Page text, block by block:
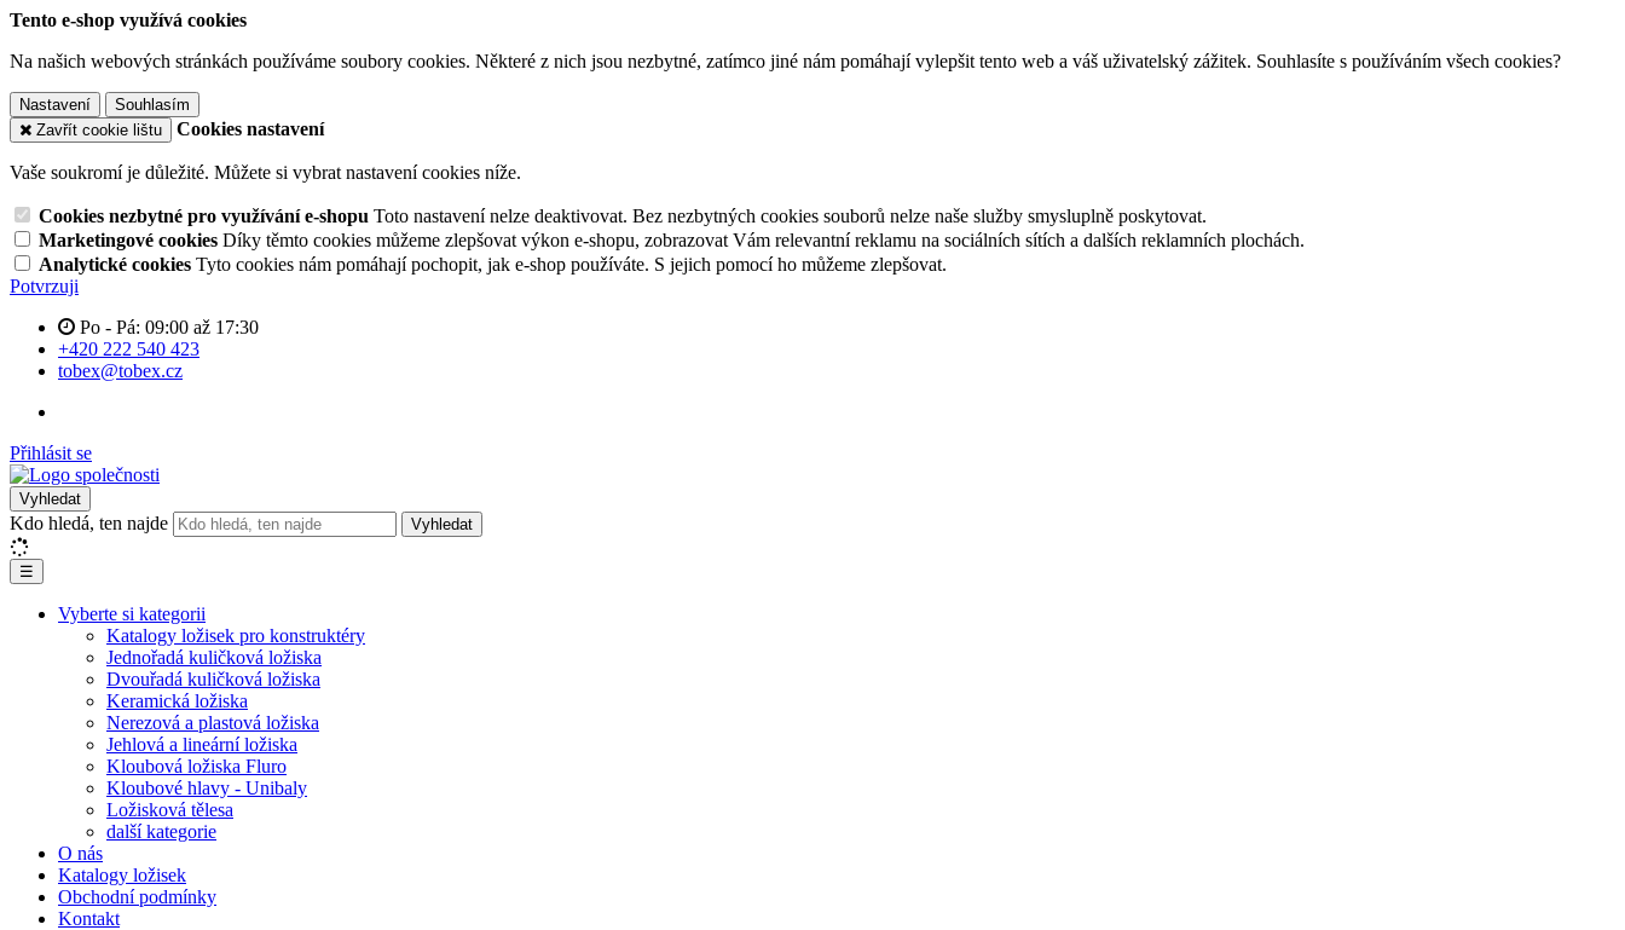
Tento e-shop využívá cookies
Na našich webových stránkách používáme soubory cookies. Některé z nich jsou nezbytné, zatímco jiné nám pomáhají vylepšit tento web a váš uživatelský zážitek. Souhlasíte s používáním všech cookies?
Nastavení
Souhlasím
Zavřít cookie lištu
Cookies nastavení
Vaše soukromí je důležité. Můžete si vybrat nastavení cookies níže.
Cookies nezbytné pro využívání e-shopu Toto nastavení nelze deaktivovat. Bez nezbytných cookies souborů nelze naše služby smysluplně poskytovat.
Marketingové cookies Díky těmto cookies můžeme zlepšovat výkon e-shopu, zobrazovat Vám relevantní reklamu na sociálních sítích a dalších reklamních plochách.
Analytické cookies Tyto cookies nám pomáhají pochopit, jak e-shop používáte. S jejich pomocí ho můžeme zlepšovat.
Potvrzuji
Po - Pá: 09:00 až 17:30
+420 222 540 423
tobex@tobex.cz
Přihlásit se
Vyhledat
Kdo hledá, ten najde Vyhledat
☰
Vyberte si kategorii
Katalogy ložisek pro konstruktéry
Jednořadá kuličková ložiska
Dvouřadá kuličková ložiska
Keramická ložiska
Nerezová a plastová ložiska
Jehlová a lineární ložiska
Kloubová ložiska Fluro
Kloubové hlavy - Unibaly
Ložisková tělesa
další kategorie
O nás
Katalogy ložisek
Obchodní podmínky
Kontakt